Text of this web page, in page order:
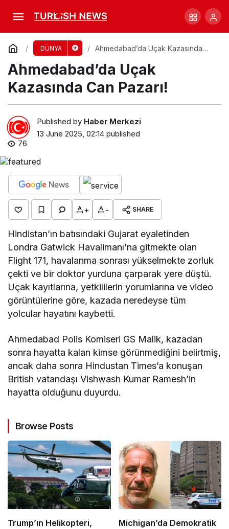
DÜNYA
Ahmedabad’da Uçak Kazasında
Ahmedabad’da Uçak
Kazasında Can Pazarı!
Published by Haber Merkezi
13 June 2025, 02:14 published
76
+ - SHARE
Hindistan’ın batısındaki Gujarat eyaletinden
Londra Gatwick Havalimanı’na gitmekte olan
Flight 171, havalanma sonrası yükselmekte zorluk
çekti ve bir doktor yurduna çarparak yere düştü.
Uçak kayıtlarına, yetkililerin yorumlarına ve video
görüntülerine göre, kazada neredeyse tüm
yolcular hayatını kaybetti.
Ahmedabad Polis Komiseri GS Malik, kazadan
sonra hayatta kalan kimse görünmediğini belirtmiş,
ancak daha sonra Hindustan Times’a konuşan
British vatandaşı Vishwash Kumar Ramesh’in
hayatta olduğunu duyurdu.
Browse Posts
Trump’ın Helikopteri,
Michigan’da Demokratik
Air India Uçuşu Kaza Yaptı: 240 Kişi
Tehlikede!
Comment Share